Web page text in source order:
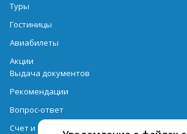
Туры
Гостиницы
Авиабилеты
Акции
Выдача документов
Рекомендации
Вопрос-ответ
Счет и оплата